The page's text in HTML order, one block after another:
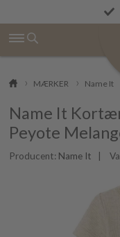
MÆRKER Name It
Name It
Peyote
Producent: Name It |